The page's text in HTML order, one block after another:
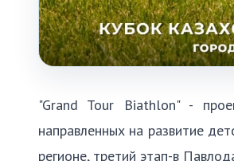
"Grand Tour Biathlon" -
направленных на развитие
регионе, третий этап-в